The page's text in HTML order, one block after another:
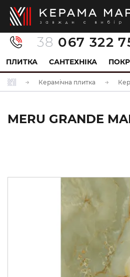
38 067 322
ПЛИТКА САНТЕХНІКА
Керамічна плитка
MERU GRANDE